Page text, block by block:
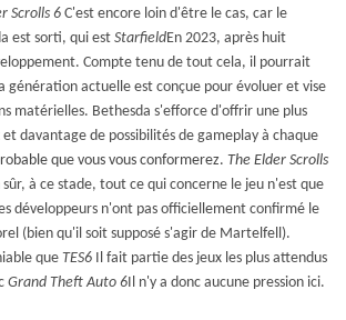
Scrolls 6 C'est encore loin d'être le cas, car le
est sorti, qui est StarfieldEn 2023, après huit
Compte tenu de tout cela, il pourrait
génération actuelle est conçue pour évoluer et vise
matérielles. Bethesda s'efforce d'offrir une plus
davantage de possibilités de gameplay à chaque
que vous vous conformerez. The Elder Scrolls
sûr, à ce stade, tout ce qui concerne le jeu n'est que
développeurs n'ont pas officiellement confirmé le
(bien qu'il soit supposé s'agir de Martelfell).
que TES6 Il fait partie des jeux les plus attendus
Grand Theft Auto 6Il n'y a donc aucune pression ici.